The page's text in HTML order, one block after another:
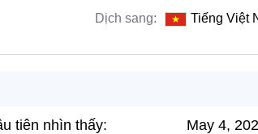
Dịch sang: Tiếng Việt
tiên nhìn thấy:
May 4,